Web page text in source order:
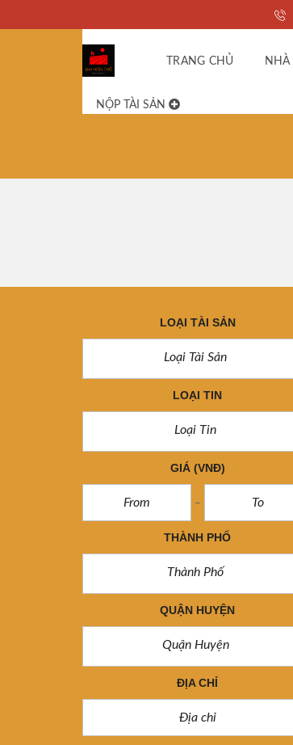
TRANG CHỦ NHÀ
NỘP TÀI SẢN
LOẠI TÀI SẢN
Loại Tài Sản
LOẠI TIN
Loại Tin
GIÁ (VNĐ)
THÀNH PHỐ
Thành Phố
QUẬN HUYỆN
Quận Huyện
ĐỊA CHỈ